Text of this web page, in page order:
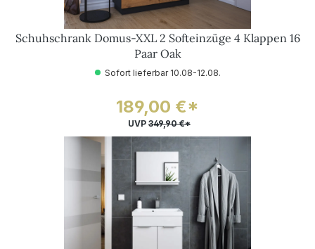
Schuhschrank Domus-XXL 2 Softeinzüge 4 Klappen 16
Paar Oak
Sofort lieferbar 10.08-12.08.
189,00 €*
UVP 349,90 €*